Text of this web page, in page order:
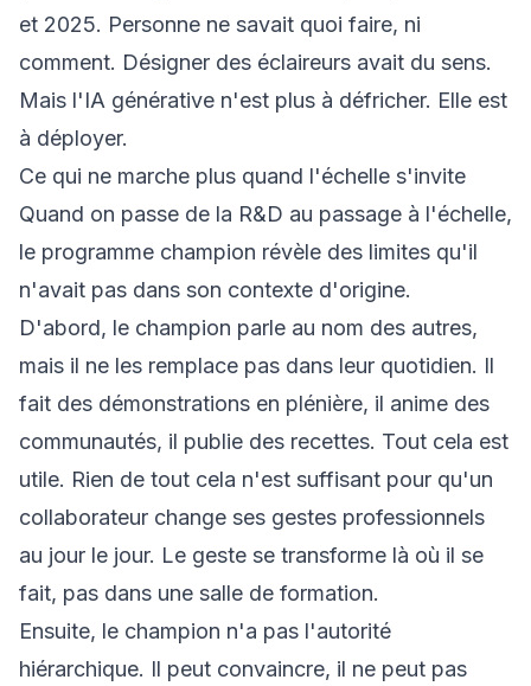
et 2025. Personne ne savait quoi faire, ni
comment. Désigner des éclaireurs avait du sens.
Mais l'IA générative n'est plus à défricher. Elle est
à déployer.
Ce qui ne marche plus quand l'échelle s'invite
Quand on passe de la R&D au passage à l'échelle,
le programme champion révèle des limites qu'il
n'avait pas dans son contexte d'origine.
D'abord, le champion parle au nom des autres,
mais il ne les remplace pas dans leur quotidien. Il
fait des démonstrations en plénière, il anime des
communautés, il publie des recettes. Tout cela est
utile. Rien de tout cela n'est suffisant pour qu'un
collaborateur change ses gestes professionnels
au jour le jour. Le geste se transforme là où il se
fait, pas dans une salle de formation.
Ensuite, le champion n'a pas l'autorité
hiérarchique. Il peut convaincre, il ne peut pas